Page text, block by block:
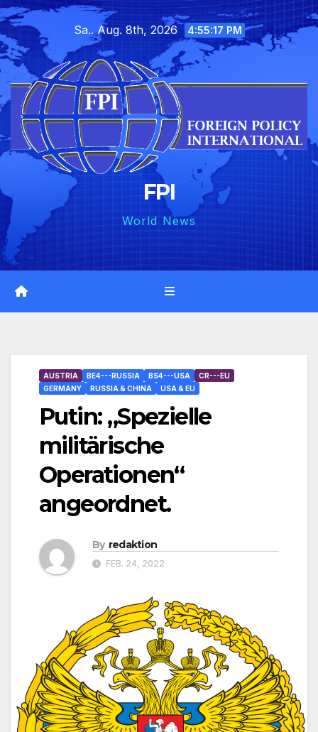
Skip
to
content
Sa.. Aug. 8th, 2026 4:55:19 PM
FPI
World News
AUSTRIA BE4---RUSSIA BS4---USA
CR---EU
GERMANY
RUSSIA & CHINA USA & EU
Putin: „Spezielle
militärische
Operationen“
angeordnet.
By redaktion
FEB. 24, 2022